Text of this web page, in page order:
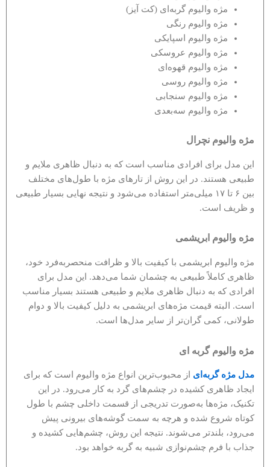
مژه والیوم گربه‌ای (کت آیز)
مژه والیوم رنگی
مژه والیوم اسپایکی
مژه والیوم عروسکی
مژه والیوم قهوه‌ای
مژه والیوم روسی
مژه والیوم سنجابی
مژه والیوم سه‌بعدی
مژه والیوم نچرال
این مدل برای افرادی مناسب است که به دنبال ظاهری ملایم و
طبیعی هستند. در این روش از تارهای مژه با طول‌های مختلف
بین ۶ تا ۱۷ میلی‌متر استفاده می‌شود و نتیجه نهایی بسیار طبیعی
و ظریف است.
مژه والیوم ابریشمی
مژه والیوم ابریشمی با کیفیت بالا و ظرافت منحصربه‌فرد خود،
ظاهری کاملاً طبیعی به چشمان شما می‌دهد. این مدل برای
افرادی که به دنبال ظاهری ملایم و طبیعی هستند بسیار مناسب
است. البته قیمت مژه‌های ابریشمی به دلیل کیفیت بالا و دوام
طولانی، کمی گران‌تر از سایر مدل‌ها است.
مژه والیوم گربه ای
مدل مژه گربه‌ای از محبوب‌ترین انواع مژه والیوم است که برای
ایجاد ظاهری کشیده در چشم‌های گرد به کار می‌رود. در این
تکنیک، مژه‌ها به‌صورت تدریجی از قسمت داخلی چشم با طول
کوتاه شروع شده و هرچه به سمت گوشه‌های بیرونی پیش
می‌رود، بلندتر می‌شوند. نتیجه این روش، چشم‌هایی کشیده و
جذاب با فرم چشم‌نوازی شبیه به گربه خواهد بود.